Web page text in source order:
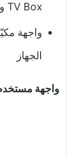
TV Box و Fire TV
واجهة
الجهاز
واجهة